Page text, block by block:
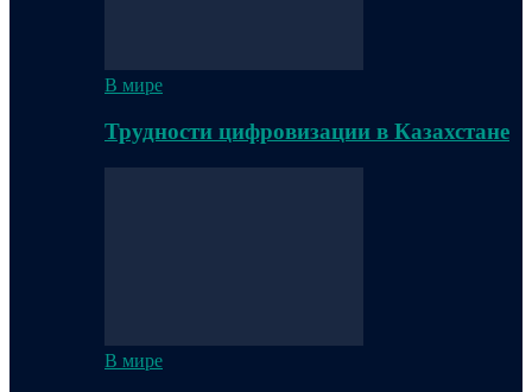
В мире
Трудности цифровизации в Казахстане
В мире